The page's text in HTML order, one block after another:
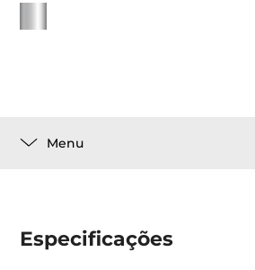
Menu
Especificações